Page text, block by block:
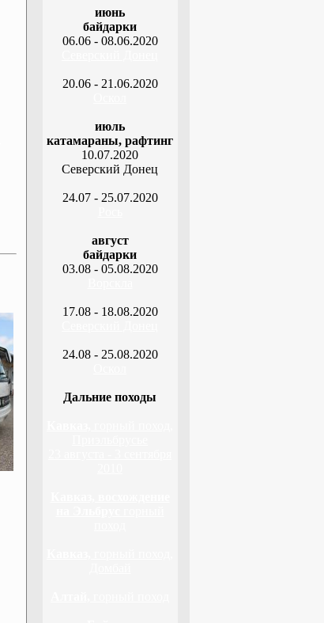
июнь
байдарки
06.06 - 08.06.2020
20.06 - 21.06.2020
июль
катамараны, рафтинг
10.07.2020
Северский Донец
24.07 - 25.07.2020
август
байдарки
03.08 - 05.08.2020
17.08 - 18.08.2020
24.08 - 25.08.2020
Дальние походы